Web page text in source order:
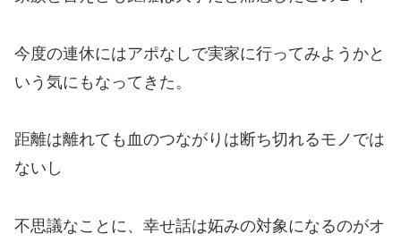
今度の連休にはアポなしで実家に行ってみようかと
いう気にもなってきた。
距離は離れても血のつながりは断ち切れるモノでは
ないし
不思議なことに、幸せ話は妬みの対象になるのがオ